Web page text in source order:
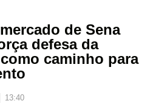
de Sena
defesa da
caminho para
13:40